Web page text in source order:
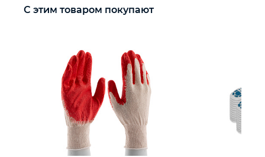
Прочий инструмент
С этим товаром покупают